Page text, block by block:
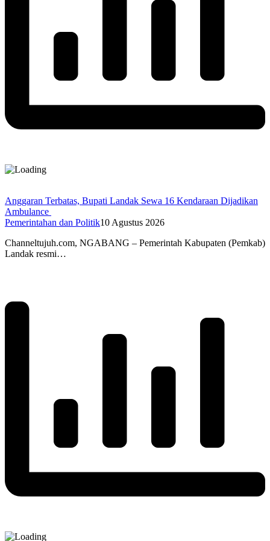
Anggaran Terbatas, Bupati Landak Sewa 16 Kendaraan Dijadikan
Ambulance
Pemerintahan dan Politik10 Agustus 2026
Channeltujuh.com, NGABANG – Pemerintah Kabupaten (Pemkab)
Landak resmi…